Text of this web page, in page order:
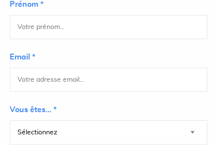
Prénom *
Email *
Vous êtes... *